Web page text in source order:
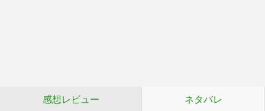
感想レビュー ネタバレ